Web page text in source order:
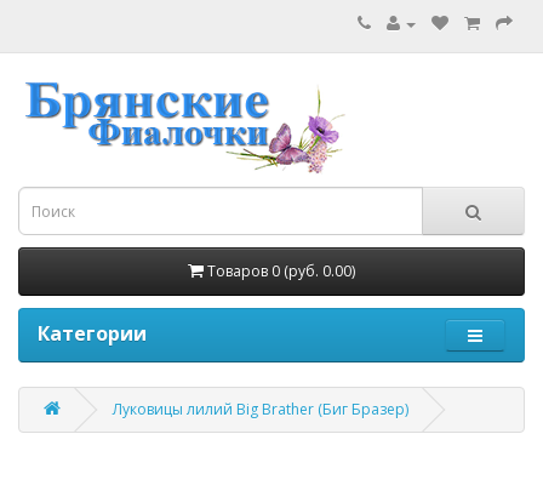
Товаров 0 (руб. 0.00)
Категории
Луковицы лилий Big Brather (Биг Бразер)